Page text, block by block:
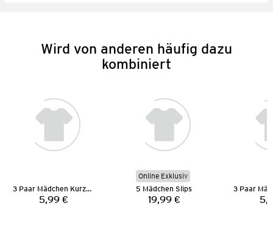
Wird von anderen häufig dazu
kombiniert
3 Paar Mädchen Kurzsocken
Preis:
5,99 €
Online Exklusiv
5 Mädchen Slips
Preis:
19,99 €